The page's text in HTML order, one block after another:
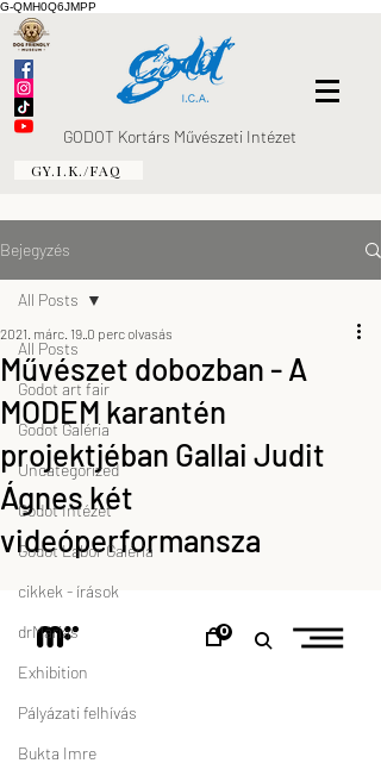
G-QMH0Q6JMPP
GODOT Kortárs Művészeti Intézet
GY.I.K./FAQ
Bejegyzés
All Posts
Godot art fair
Godot Galéria
Uncategorized
Godot Intézet
Godot Labor Galéria
cikkek - írások
drMáriás
Exhibition
Pályázati felhívás
Bukta Imre
All Posts
Művészet dobozban - A
MODEM karantén
projektjéban Gallai Judit
Ágnes két
videóperformansza
2021. márc. 19. 0 perc olvasás